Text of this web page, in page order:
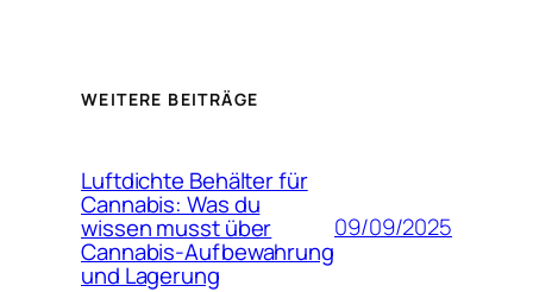
WEITERE BEITRÄGE
Luftdichte Behälter für
Cannabis: Was du
wissen musst über
Cannabis-Aufbewahrung
und Lagerung
09/09/2025